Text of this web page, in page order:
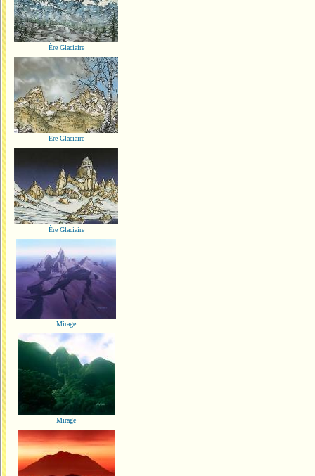
Ère Glaciaire
Ère Glaciaire
Ère Glaciaire
Mirage
Mirage